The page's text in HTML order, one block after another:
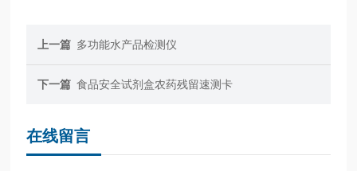
上一篇 多功能水产品检测仪
下一篇 食品安全试剂盒农药残留速测卡
在线留言